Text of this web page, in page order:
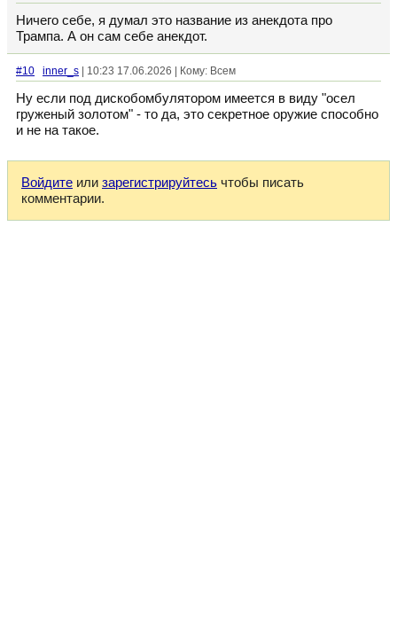
Ничего себе, я думал это название из анекдота про
Трампа. А он сам себе анекдот.
#10 inner_s | 10:23 17.06.2026 | Кому: Всем
Ну если под дискобомбулятором имеется в виду "осел
груженый золотом" - то да, это секретное оружие способно
и не на такое.
Войдите или зарегистрируйтесь чтобы писать
комментарии.